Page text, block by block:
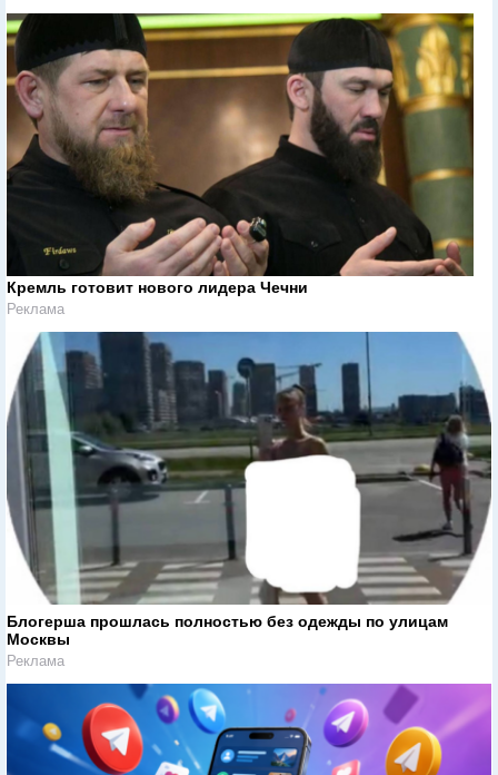
Кремль готовит нового лидера Чечни
Реклама
Блогерша прошлась полностью без одежды по улицам
Москвы
Реклама